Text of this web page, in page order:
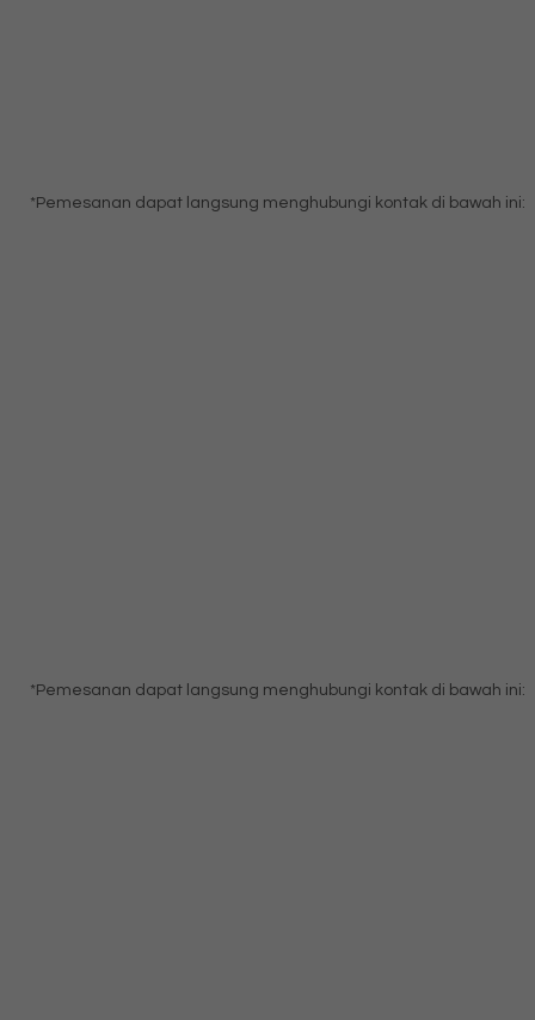
*Pemesanan dapat langsung menghubungi kontak di bawah ini:
*Pemesanan dapat langsung menghubungi kontak di bawah ini: